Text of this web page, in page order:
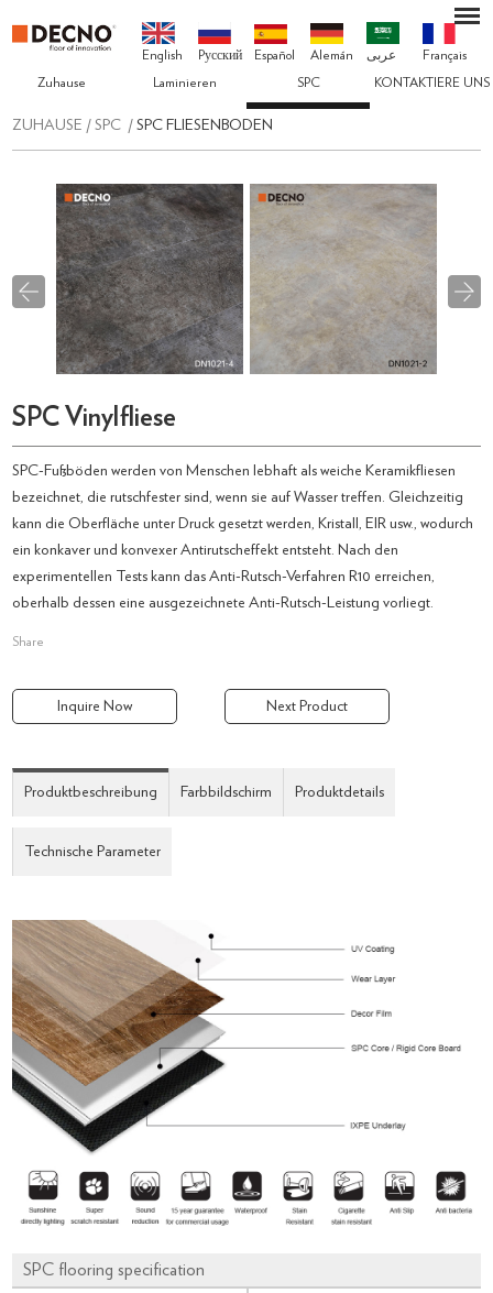
English Pусский Español Alemán عربى Français
Zuhause Laminieren SPC KONTAKTIERE UNS
ZUHAUSE /SPC /SPC FLIESENBODEN
SPC Vinylfliese
SPC-Fußböden werden von Menschen lebhaft als weiche Keramikfliesen
bezeichnet, die rutschfester sind, wenn sie auf Wasser treffen. Gleichzeitig
kann die Oberfläche unter Druck gesetzt werden, Kristall, EIR usw., wodurch
ein konkaver und konvexer Antirutscheffekt entsteht. Nach den
experimentellen Tests kann das Anti-Rutsch-Verfahren R10 erreichen,
oberhalb dessen eine ausgezeichnete Anti-Rutsch-Leistung vorliegt.
Share
Inquire Now Next Product
Produktbeschreibung Farbbildschirm Produktdetails
Technische Parameter
SPC flooring specification